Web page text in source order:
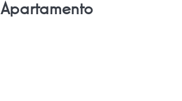
Apartamento